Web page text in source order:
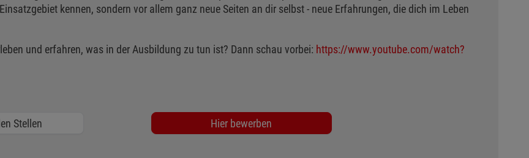
kennen, sondern vor allem ganz neue Seiten an dir selbst - neue Erfahrungen, die dich im Leben
und erfahren, was in der Ausbildung zu tun ist? Dann schau vorbei: https://www.youtube.com/watch?
Stellen Hier bewerben